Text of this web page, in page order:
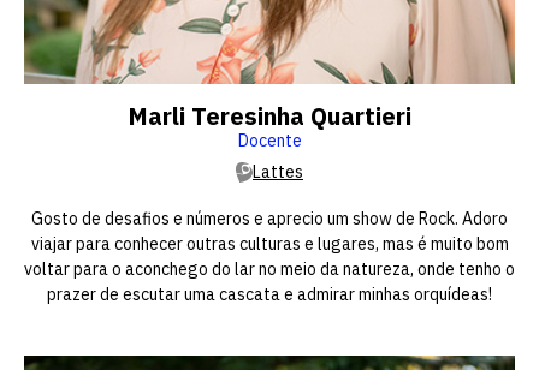
Marli Teresinha Quartieri
Docente
Lattes
Gosto de desafios e números e aprecio um show de Rock. Adoro
viajar para conhecer outras culturas e lugares, mas é muito bom
voltar para o aconchego do lar no meio da natureza, onde tenho o
prazer de escutar uma cascata e admirar minhas orquídeas!